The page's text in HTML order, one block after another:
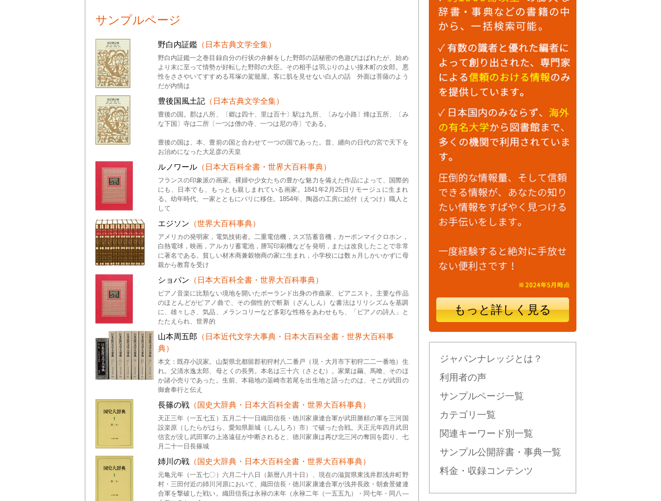
サンプルページ
野白内証鑑（日本古典文学全集）
野白内証鑑一之巻目録自分の行状の弁解をした野郎の話秘密の色遊びはばれたが、始め
より末に至って情勢が好転した野郎の大臣。その相手は羽ぶりのよい撞木町の女郎。悪
性をささやいてすすめる耳塚の駕籠屋。客に肌を見せない白人の話 外面は菩薩のよう
だが内情は
豊後国風土記（日本古典文学全集）
豊後の国。郡は八所、〔郷は四十、里は百十〕駅は九所、〔みな小路〕烽は五所、〔み
な下国〕寺は二所〔一つは僧の寺、一つは尼の寺〕である。
豊後の国は、本、豊前の国と合わせて一つの国であった。昔、纏向の日代の宮で天下を
お治めになった大足彦の天皇
ルノワール（日本大百科全書・世界大百科事典）
フランスの印象派の画家。裸婦や少女たちの豊かな魅力を備えた作品によって、国際的
にも、日本でも、もっとも親しまれている画家。1841年2月25日リモージュに生まれ
る。幼年時代、一家とともにパリに移住。1854年、陶器の工房に絵付（えつけ）職人と
して
エジソン （世界大百科事典）
アメリカの発明家，電気技術者。二重電信機，スズ箔蓄音機，カーボンマイクロホン，
白熱電球，映画，アルカリ蓄電池，謄写印刷機などを発明，または改良したことで非常
に著名である。貧しい材木商兼穀物商の家に生まれ，小学校には数ヵ月しかいかずに母
親から教育を受け
ショパン （日本大百科全書・世界大百科事典）
ピアノ音楽に比類ない境地を開いたポーランド出身の作曲家、ピアニスト。主要な作品
のほとんどがピアノ曲で、その個性的で斬新（ざんしん）な書法はリリシズムを基調
に、雄々しさ、気品、メランコリーなど多彩な性格をあわせもち、「ピアノの詩人」と
たたえられ、世界的
山本周五郎 （日本近代文学大事典・日本大百科全書・世界大百科事
典）
本文：既存小説家。山梨県北都留郡初狩村八二番戸（現・大月市下初狩二二一番地）生
れ。父清水逸太郎、母とくの長男。本名は三十六（さとむ）。家業は繭、馬喰、そのほ
か諸小売りであった。生前、本籍地の韮崎市若尾を出生地と語ったのは、そこが武田の
御倉奉行と伝え
長篠の戦（国史大辞典・日本大百科全書・世界大百科事典）
天正三年（一五七五）五月二十一日織田信長・徳川家康連合軍が武田勝頼の軍を三河国
設楽原（したらがはら、愛知県新城（しんしろ）市）で破った合戦。天正元年四月武田
信玄が没し武田軍の上洛遠征が中断されると、徳川家康は再び北三河の奪回を図り、七
月二十一日長篠城
姉川の戦（国史大辞典・日本大百科全書・世界大百科事典）
元亀元年（一五七〇）六月二十八日（新暦八月十日）、現在の滋賀県東浅井郡浅井町野
村・三田付近の姉川河原において、織田信長・徳川家康連合軍が浅井長政・朝倉景健連
合軍を撃破した戦い。織田信長は永禄の末年（永禄二年（一五五九）・同七年・同八―
もっと詳しく見る
ジャパンナレッジとは？
利用者の声
サンプルページ一覧
カテゴリ一覧
関連キーワード別一覧
サンプル公開辞書・事典一覧
料金・収録コンテンツ